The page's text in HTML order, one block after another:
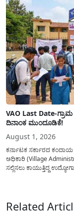
VAO Last Date-
ದಿನಾಂಕ ಮುಂದೂಡಿಕೆ!
August 1, 2026
ಕರ್ನಾಟಕ ಸರ್ಕಾರದ ಕಂದಾಯ
ಅಧಿಕಾರಿ (Village
ಸಲ್ಲಿಸಲು ಕಾಯುತ್ತಿದ್ದ
Related